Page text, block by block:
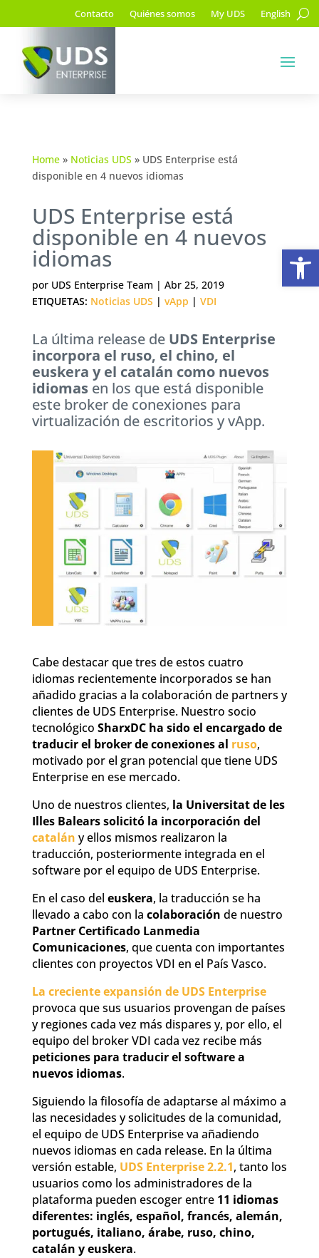
Contacto Quiénes somos My UDS English
Home» Noticias UDS » UDS Enterprise está
disponible en 4 nuevos idiomas
UDS Enterprise está
disponible en 4 nuevos
idiomas
por UDS Enterprise Team | Abr 25, 2019
ETIQUETAS: Noticias UDS | vApp | VDI
La última release de UDS Enterprise
incorpora el ruso, el chino, el
euskera y el catalán como nuevos
idiomasen los que está disponible
este broker de conexiones para
virtualización de escritorios y vApp.
Cabe destacar que tres de estos cuatro
idiomas recientemente incorporados se han
añadido gracias a la colaboración de partners y
clientes de UDS Enterprise. Nuestro socio
tecnológico SharxDC ha sido el encargado de
traducir el broker de conexiones al ruso,
motivado por el gran potencial que tiene UDS
Enterprise en ese mercado.
Uno de nuestros clientes, la Universitat de les
Illes Balears solicitó la incorporación del
catalán y ellos mismos realizaron la
traducción, posteriormente integrada en el
software por el equipo de UDS Enterprise.
En el caso del euskera, la traducción se ha
llevado a cabo con la colaboración de nuestro
Partner Certificado Lanmedia
Comunicaciones, que cuenta con importantes
clientes con proyectos VDI en el País Vasco.
La creciente expansión de UDS Enterprise
provoca que sus usuarios provengan de países
y regiones cada vez más dispares y, por ello, el
equipo del broker VDI cada vez recibe más
peticiones para traducir el software a
nuevos idiomas.
Siguiendo la filosofía de adaptarse al máximo a
las necesidades y solicitudes de la comunidad,
el equipo de UDS Enterprise va añadiendo
nuevos idiomas en cada release. En la última
versión estable, UDS Enterprise 2.2.1, tanto los
usuarios como los administradores de la
plataforma pueden escoger entre 11 idiomas
diferentes: inglés, español, francés, alemán,
portugués, italiano, árabe, ruso, chino,
catalán y euskera.